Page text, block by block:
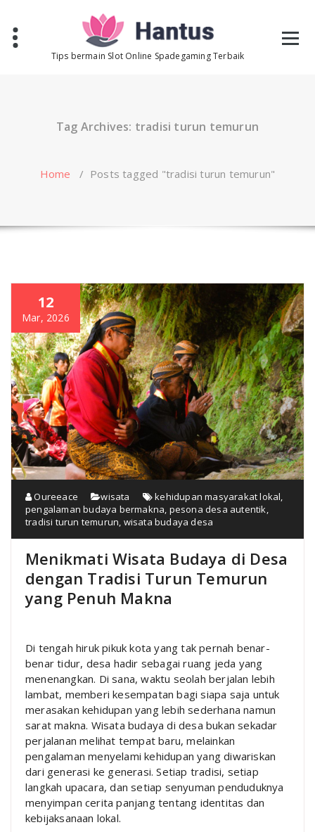
content
Tips bermain Slot Online Spadegaming Terbaik
Tag Archives: tradisi turun temurun
Home / Posts tagged "tradisi turun temurun"
12
Mar, 2026
Oureeace wisata kehidupan masyarakat lokal,
pengalaman budaya bermakna, pesona desa autentik,
tradisi turun temurun, wisata budaya desa
Menikmati Wisata Budaya di Desa
dengan Tradisi Turun Temurun
yang Penuh Makna
Di tengah hiruk pikuk kota yang tak pernah benar-
benar tidur, desa hadir sebagai ruang jeda yang
menenangkan. Di sana, waktu seolah berjalan lebih
lambat, memberi kesempatan bagi siapa saja untuk
merasakan kehidupan yang lebih sederhana namun
sarat makna. Wisata budaya di desa bukan sekadar
perjalanan melihat tempat baru, melainkan
pengalaman menyelami kehidupan yang diwariskan
dari generasi ke generasi. Setiap tradisi, setiap
langkah upacara, dan setiap senyuman penduduknya
menyimpan cerita panjang tentang identitas dan
kebijaksanaan lokal.